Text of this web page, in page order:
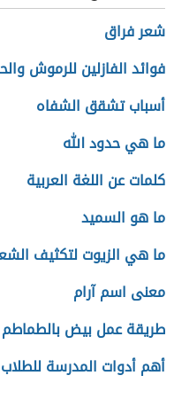
شعر فراق
فوائد الفازلين للرموش
أسباب تشقق الشفاه
ما هي حدود الله
كلمات عن اللغة العربية
ما هو السميد
ما هي الزيوت لتكثيف
معنى اسم آرام
طريقة عمل بيض بالطماطم
أهم أدوات المدرسة للطلاب